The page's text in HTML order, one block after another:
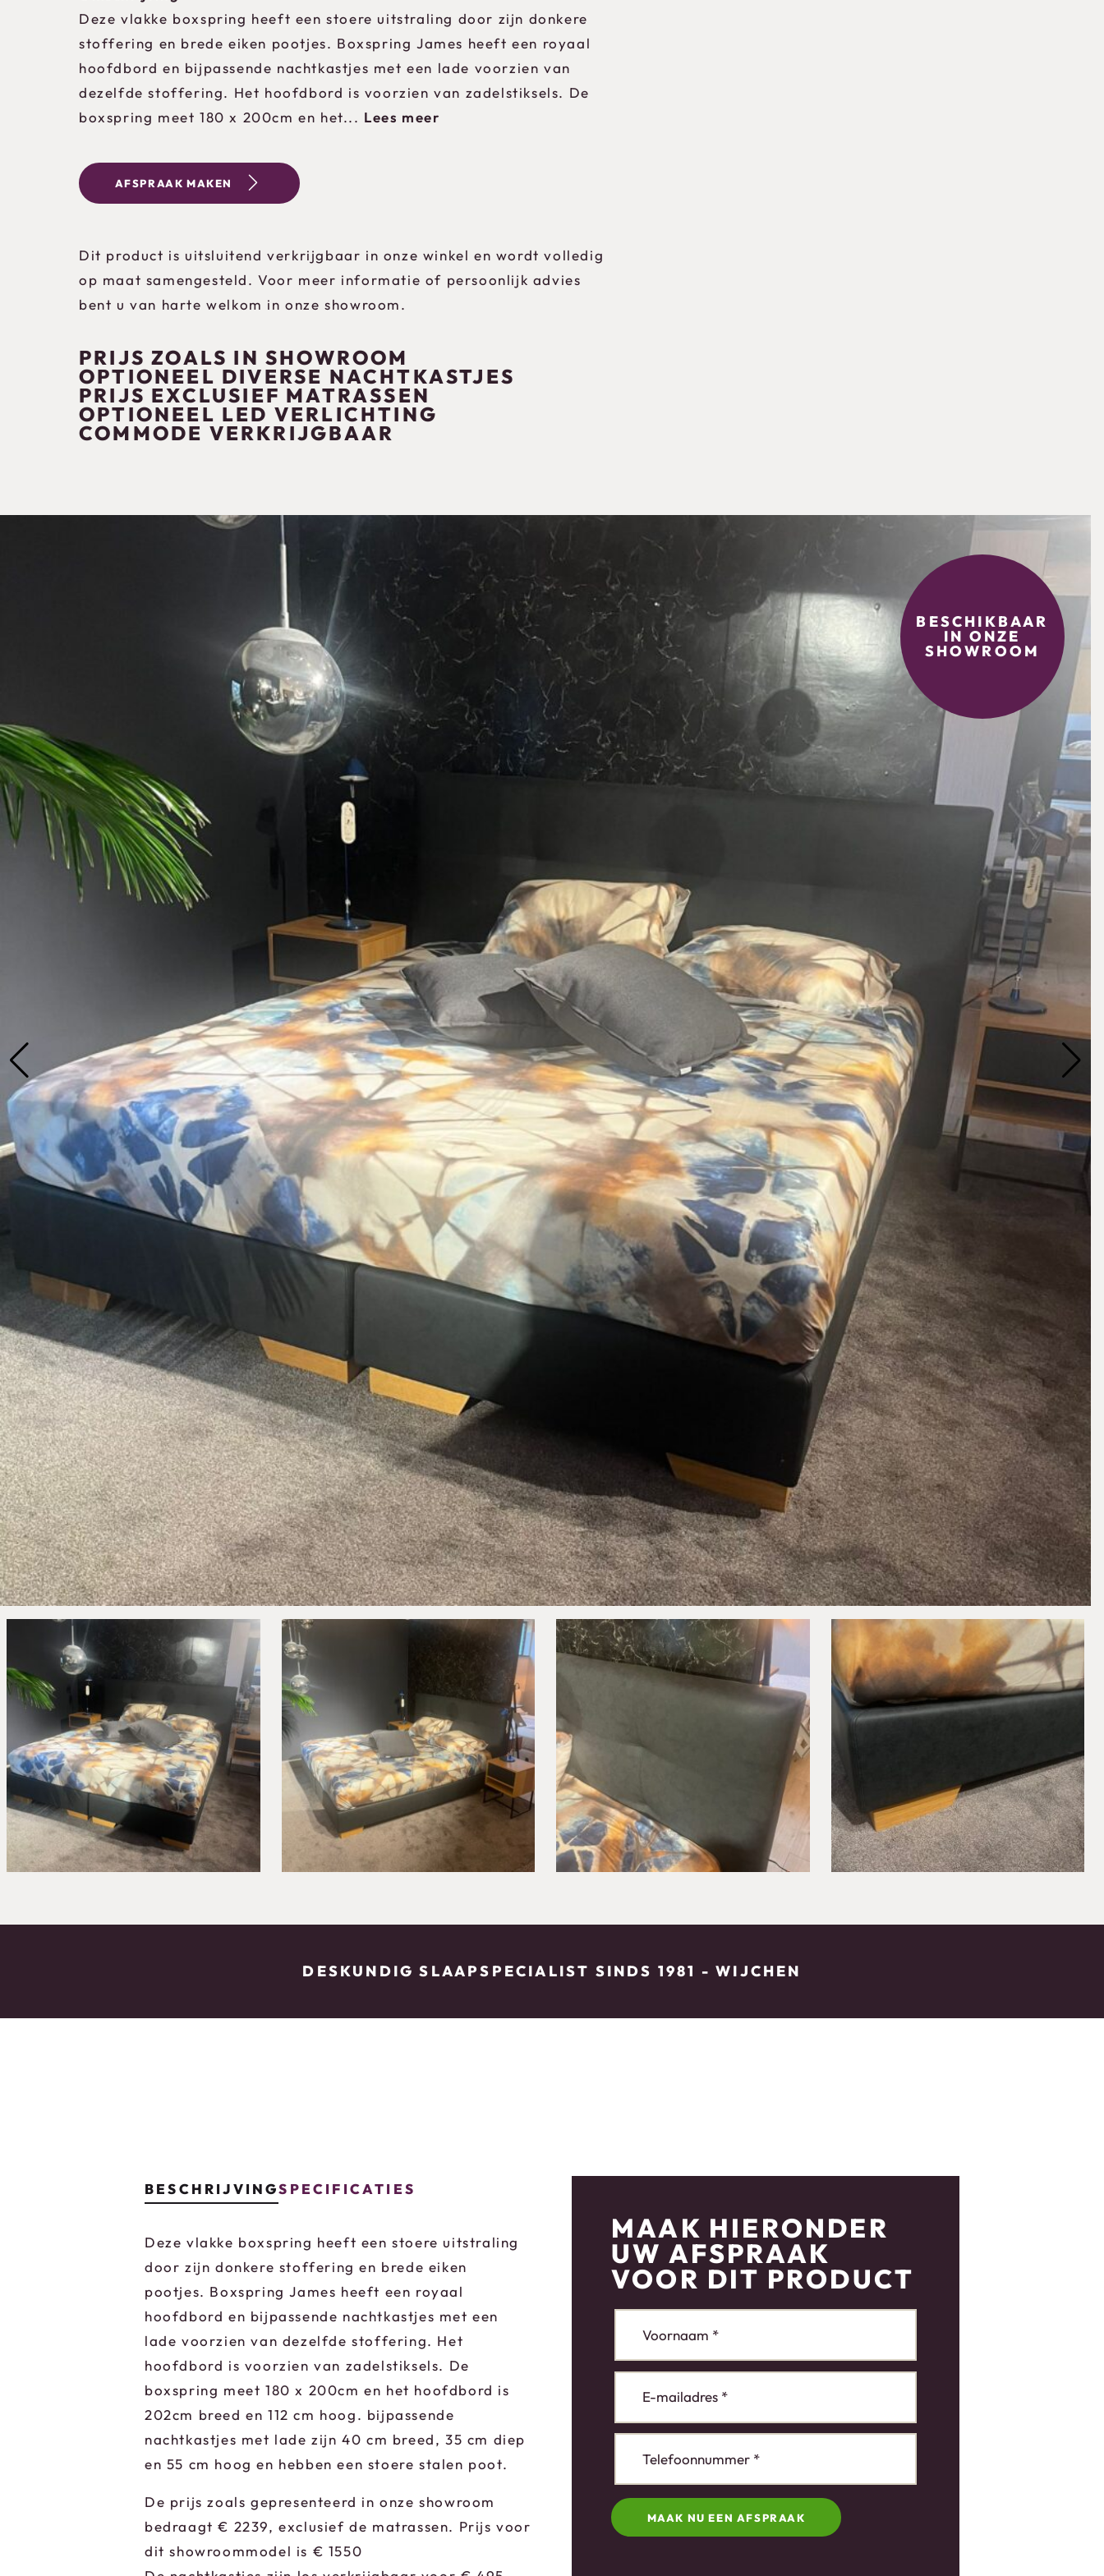
BESCHIKBAAR
IN ONZE
SHOWROOM
Deze vlakke boxspring heeft een stoere uitstraling door zijn donkere
stoffering en brede eiken pootjes. Boxspring James heeft een royaal
hoofdbord en bijpassende nachtkastjes met een lade voorzien van
dezelfde stoffering. Het hoofdbord is voorzien van zadelstiksels. De
boxspring meet 180 x 200cm en het... Lees meer
AFSPRAAK MAKEN
Dit product is uitsluitend verkrijgbaar in onze winkel en wordt volledig
op maat samengesteld. Voor meer informatie of persoonlijk advies
bent u van harte welkom in onze showroom.
PRIJS ZOALS IN SHOWROOM
OPTIONEEL DIVERSE NACHTKASTJES
PRIJS EXCLUSIEF MATRASSEN
OPTIONEEL LED VERLICHTING
COMMODE VERKRIJGBAAR
DESKUNDIG SLAAPSPECIALIST SINDS 1981 - WIJCHEN
BESCHRIJVINGSPECIFICATIES
Deze vlakke boxspring heeft een stoere uitstraling
door zijn donkere stoffering en brede eiken
pootjes. Boxspring James heeft een royaal
hoofdbord en bijpassende nachtkastjes met een
lade voorzien van dezelfde stoffering. Het
hoofdbord is voorzien van zadelstiksels. De
boxspring meet 180 x 200cm en het hoofdbord is
202cm breed en 112 cm hoog. bijpassende
nachtkastjes met lade zijn 40 cm breed, 35 cm diep
en 55 cm hoog en hebben een stoere stalen poot.
De prijs zoals gepresenteerd in onze showroom
bedraagt € 2239, exclusief de matrassen. Prijs voor
dit showroommodel is € 1550
MAAK HIERONDER
UW AFSPRAAK
VOOR DIT PRODUCT
MAAK NU EEN AFSPRAAK